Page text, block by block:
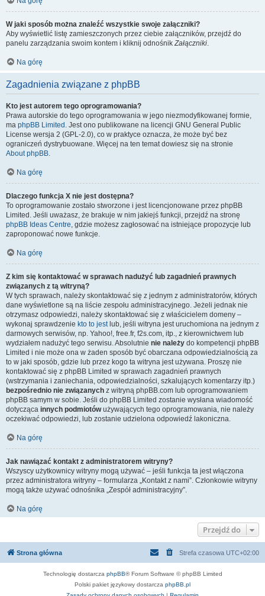
W jaki sposób można znaleźć wszystkie swoje załączniki?
Aby wyświetlić listę zamieszczonych przez ciebie załączników, przejdź do
panelu zarządzania swoim kontem i kliknij odnośnikZałączniki.
Na górę
Zagadnienia związane z phpBB
Kto jest autorem tego oprogramowania?
Prawa autorskie do tego oprogramowania w jego niezmodyfikowanej formie,
ma phpBB Limited . Jest ono publikowane na licencji GNU General Public
License wersja 2 (GPL-2.0), co w praktyce oznacza, że może być bez
ograniczeń dystrybuowane. Więcej na ten temat dowiesz się na stronie
About phpBB.
Na górę
Dlaczego funkcja X nie jest dostępna?
To oprogramowanie zostało stworzone i jest licencjonowane przez phpBB
Limited. Jeśli uważasz, że brakuje w nim jakiejś funkcji, przejdź na stronę
phpBB Ideas Centre, gdzie możesz zagłosować na istniejące propozycje lub
zaproponować nowe funkcje.
Na górę
Z kim się kontaktować w sprawach nadużyć lub zagadnień prawnych
związanych z tą witryną?
W tych sprawach, należy skontaktować się z jednym z administratorów, których
dane wyświetlone są na liście zespołu administracyjnego. Jeżeli jednak nie
otrzymasz odpowiedzi, należy skontaktować się z właścicielem domeny –
wykonaj sprawdzenie kto to jestlub, jeśli witryna jest uruchomiona na jednym z
darmowych serwisów, np. Yahoo!, free.fr, f2s.com, itp., z kierownictwem lub
wydziałem nadużyć tego serwisu. Absolutnie nie należy do kompetencji phpBB
Limited i nie może ona w żaden sposób być obarczana odpowiedzialnością za
to w jaki sposób, gdzie lub przez kogo ta witryna jest używana. Proszę nie
kontaktować się z phpBB Limited w sprawach zagadnień prawnych
(wstrzymania i zaniechania, odpowiedzialności, szkalujących komentarzy itp.)
bezpośrednio nie związanych z witryną phpBB.com lub oprogramowaniem
phpBB samym w sobie. Jeśli do phpBB Limited zostanie wysłana wiadomość
dotycząca innych podmiotówużywających tego oprogramowania, nie należy
oczekiwać odpowiedzi, lub zostanie udzielona odpowiedź lakoniczna.
Na górę
Jak nawiązać kontakt z administratorem witryny?
Wszyscy użytkownicy witryny mogą używać – jeśli funkcja ta jest włączona
przez administratora witryny – formularza „Kontakt z nami”. Członkowie witryny
mogą także używać odnośnika „Zespół administracyjny”.
Na górę
Przejdź do
Strona główna Strefa czasowa UTC+02:00
Technologię dostarcza phpBB® Forum Software © phpBB Limited
Polski pakiet językowy dostarcza phpBB.pl